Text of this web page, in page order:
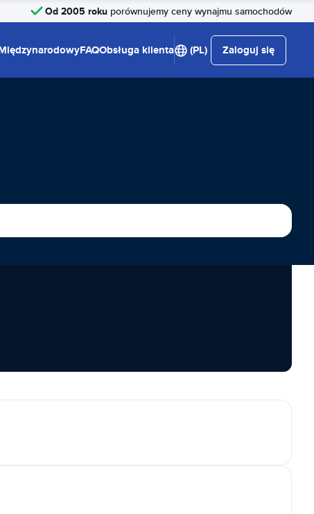
Od 2005 roku porównujemy ceny wynajmu samochodów
FAQObsługa klienta (PL) Zaloguj się